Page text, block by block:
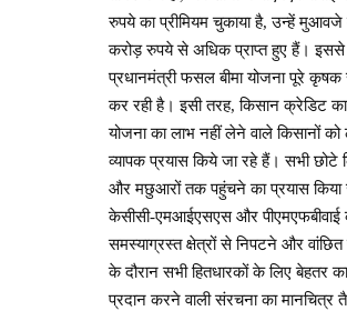
रुपये का प्रीमियम चुकाया है, उन्हें
करोड़ रुपये से अधिक प्राप्त हुए हैं। इससे
प्रधानमंत्री फसल बीमा योजना पूरे
कर रही है। इसी तरह, किसान क्रेडिट
योजना का लाभ नहीं लेने वाले किसानों
व्यापक प्रयास किये जा रहे हैं। सभी छोटे
और मछुआरों तक पहुंचने का प्रयास किया
केसीसी-एमआईएसएस और पीएमएफबीवाई
समस्याग्रस्त क्षेत्रों से निपटने और वांछित
के दौरान सभी हितधारकों के लिए बेहतर
प्रदान करने वाली संरचना का मानचित्र